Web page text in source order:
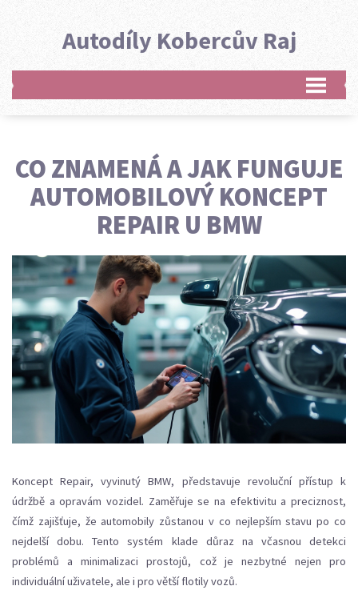
Autodíly Kobercův Raj
CO ZNAMENÁ A JAK FUNGUJE
AUTOMOBILOVÝ KONCEPT
REPAIR U BMW
Koncept Repair, vyvinutý BMW, představuje revoluční přístup k
údržbě a opravám vozidel. Zaměřuje se na efektivitu a preciznost,
čímž zajišťuje, že automobily zůstanou v co nejlepším stavu po co
nejdelší dobu. Tento systém klade důraz na včasnou detekci
problémů a minimalizaci prostojů, což je nezbytné nejen pro
individuální uživatele, ale i pro větší flotily vozů.